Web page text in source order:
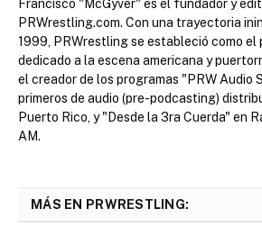
Francisco "McGyver" es el fundador y
PRWrestling.com. Con una trayectoria
1999, PRWrestling se estableció como el
dedicado a la escena americana y
el creador de los programas "PRW Audio
primeros de audio (pre-podcasting)
Puerto Rico, y "Desde la 3ra Cuerda" en
AM.
MÁS EN PRWRESTLING: